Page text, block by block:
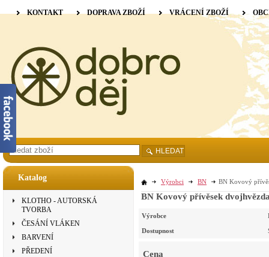
Katalog
KLOTHO - AUTORSKÁ
TVORBA
ČESÁNÍ VLÁKEN
BARVENÍ
PŘEDENÍ
Výrobci BN BN Kovový
BN Kovový přívěsek
Výrobce
Dostupnost
Cena
KONTAKT DOPRAVA ZBOŽÍ VRÁCENÍ ZBOŽÍ
HLEDAT